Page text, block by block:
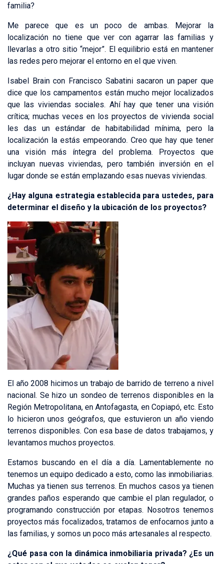
familia?
Me parece que es un poco de ambas. Mejorar la
localización no tiene que ver con agarrar las familias y
llevarlas a otro sitio “mejor”. El equilibrio está en mantener
las redes pero mejorar el entorno en el que viven.
Isabel Brain con Francisco Sabatini sacaron un paper que
dice que los campamentos están mucho mejor localizados
que las viviendas sociales. Ahí hay que tener una visión
crítica; muchas veces en los proyectos de vivienda social
les das un estándar de habitabilidad mínima, pero la
localización la estás empeorando. Creo que hay que tener
una visión más íntegra del problema. Proyectos que
incluyan nuevas viviendas, pero también inversión en el
lugar donde se están emplazando esas nuevas viviendas.
¿Hay alguna estrategia establecida para ustedes, para
determinar el diseño y la ubicación de los proyectos?
El año 2008 hicimos un trabajo de barrido de terreno a nivel
nacional. Se hizo un sondeo de terrenos disponibles en la
Región Metropolitana, en Antofagasta, en Copiapó, etc. Esto
lo hicieron unos geógrafos, que estuvieron un año viendo
terrenos disponibles. Con esa base de datos trabajamos, y
levantamos muchos proyectos.
Estamos buscando en el día a día. Lamentablemente no
tenemos un equipo dedicado a esto, como las inmobiliarias.
Muchas ya tienen sus terrenos. En muchos casos ya tienen
grandes paños esperando que cambie el plan regulador, o
programando construcción por etapas. Nosotros tenemos
proyectos más focalizados, tratamos de enfocarnos junto a
las familias, y somos un poco más artesanales al respecto.
¿Qué pasa con la dinámica inmobiliaria privada? ¿Es un